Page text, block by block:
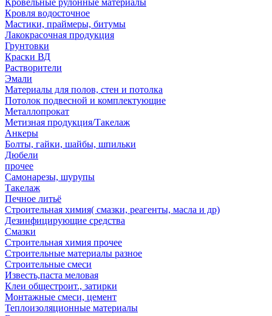
Кровельные рулонные материалы
Кровля водосточное
Мастики, праймеры, битумы
Лакокрасочная продукция
Грунтовки
Краски ВД
Растворители
Эмали
Материалы для полов, стен и потолка
Потолок подвесной и комплектующие
Металлопрокат
Метизная продукция/Такелаж
Анкеры
Болты, гайки, шайбы, шпильки
Дюбели
прочее
Самонарезы, шурупы
Такелаж
Печное литьё
Строительная химия( смазки, реагенты, масла и др)
Дезинфицирующие средства
Смазки
Строительная химия прочее
Строительные материалы разное
Строительные смеси
Известь,паста меловая
Клеи общестроит., затирки
Монтажные смеси, цемент
Теплоизоляционные материалы